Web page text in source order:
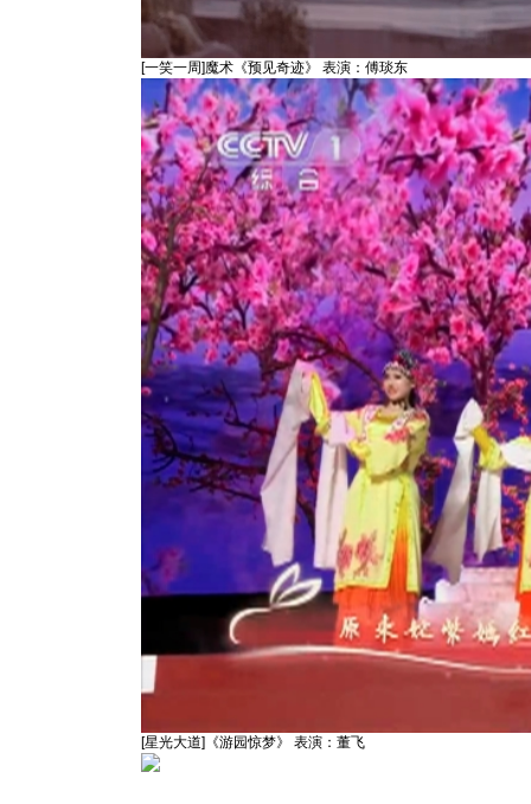
[一笑一周]魔术《预见奇迹》 表演：傅琰东
[星光大道]《游园惊梦》 表演：董飞